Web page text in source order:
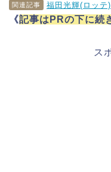
関連記事
《記事はPRの下に続
ス